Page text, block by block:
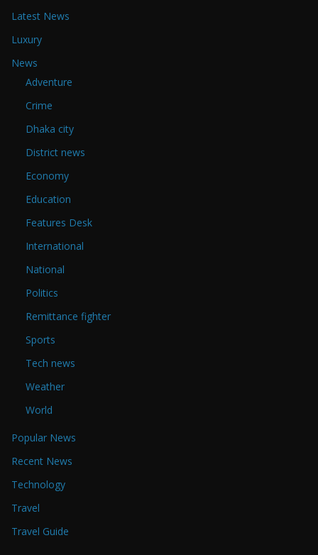
Latest News
Luxury
News
Adventure
Crime
Dhaka city
District news
Economy
Education
Features Desk
International
National
Politics
Remittance fighter
Sports
Tech news
Weather
World
Popular News
Recent News
Technology
Travel
Travel Guide